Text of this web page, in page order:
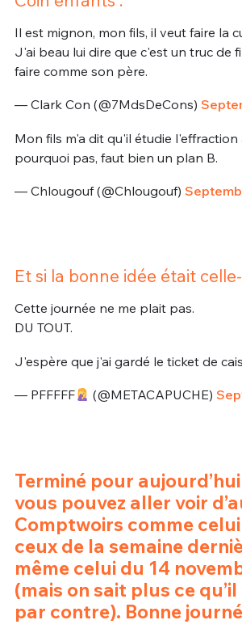
Il est mignon, mon fils, il veut faire la
J'ai beau lui dire que c'est un truc de
faire comme son père.
— Clark Con (@7MdsDeCons)
Mon fils m'a dit qu'il étudie
pourquoi pas, faut bien un plan B.
— Chlougouf (@Chlougouf)
Et si la bonne idée était
Cette journée ne me plait pas.
DU TOUT.
J'espère que j'ai gardé le ticket de
— PFFFFF (@METACAPUCHE)
Terminé pour
vous pouvez aller voir
Comptwoirs comme celui
ceux de la semaine
même celui du 14
(mais on sait plus ce
par contre). Bonne